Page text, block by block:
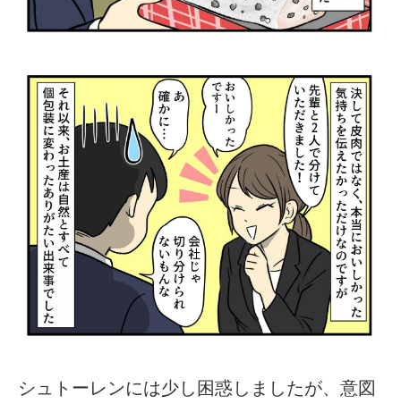
シュトーレンには少し困惑しましたが、意図